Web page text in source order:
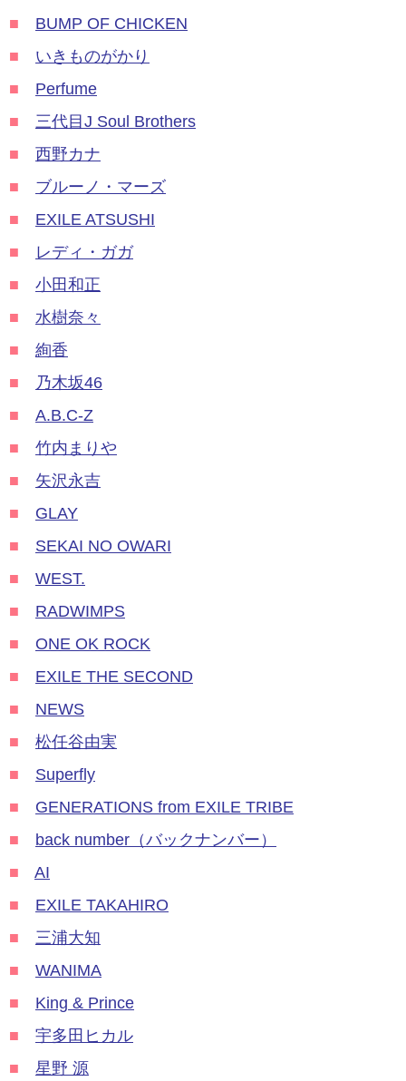
■
BUMP OF CHICKEN
■
いきものがかり
■
Perfume
■
三代目J Soul Brothers
■
西野カナ
■
ブルーノ・マーズ
■
EXILE ATSUSHI
■
レディ・ガガ
■
小田和正
■
水樹奈々
■
絢香
■
乃木坂46
■
A.B.C-Z
■
竹内まりや
■
矢沢永吉
■
GLAY
■
SEKAI NO OWARI
■
WEST.
■
RADWIMPS
■
ONE OK ROCK
■
EXILE THE SECOND
■
NEWS
■
松任谷由実
■
Superfly
■
GENERATIONS from EXILE TRIBE
■
back number（バックナンバー）
■
AI
■
EXILE TAKAHIRO
■
三浦大知
■
WANIMA
■
King & Prince
■
宇多田ヒカル
■
星野 源